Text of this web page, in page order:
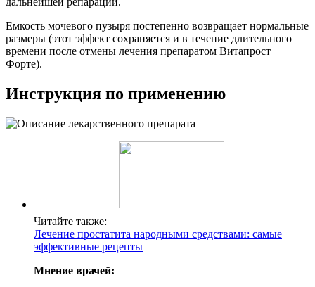
Емкость мочевого пузыря постепенно возвращает нормальные
размеры (этот эффект сохраняется и в течение длительного
времени после отмены лечения препаратом Витапрост
Форте).
Инструкция по применению
Читайте также:
Лечение простатита народными средствами: самые
эффективные рецепты
Мнение врачей: